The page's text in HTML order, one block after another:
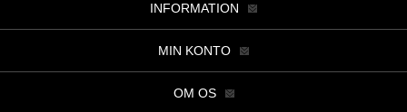
INFORMATION
MIN KONTO
OM OS